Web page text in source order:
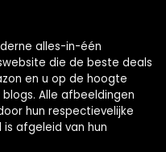
alles-in-één
die de beste deals
en u op de hoogte
Alle afbeeldingen
hun respectievelijke
afgeleid van hun